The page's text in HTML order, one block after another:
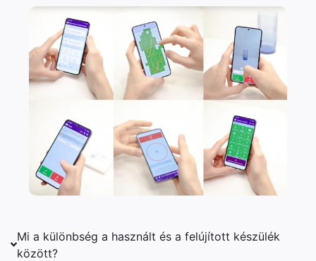
Mi a különbség a használt és a felújított készülék
között?